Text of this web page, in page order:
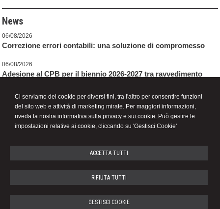
Ci serviamo dei cookie per diversi fini, tra l'altro per consentire funzioni
del sito web e attività di marketing mirate. Per maggiori informazioni,
riveda la nostra informativa sulla privacy e sui cookie. Può gestire le
impostazioni relative ai cookie, cliccando su 'Gestisci Cookie'
ACCETTA TUTTI
RIFIUTA TUTTI
GESTISCI COOKIE
News
06/08/2026
Correzione errori contabili: una soluzione di compromesso
06/08/2026
Adesione al CPB per il biennio 2026-2027 tra ravvedimento
Decreto PA: le novità per ferie, retribuzione, prescrizione
crediti di lavoro e contrasto al caporalato
Dott. MARIO BENATELLI
Studio Commercialista
30021, VE